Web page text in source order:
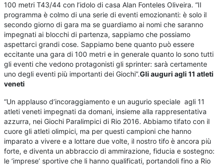
100 metri T43/44 con l’idolo di casa Alan Fonteles Oliveira. “Il
programma è colmo di una serie di eventi emozionanti: è solo il
secondo giorno di gara ma se guardiamo ai nomi che saranno
impegnati ai blocchi di partenza, sappiamo che possiamo
aspettarci grandi cose. Sappiamo bene quanto può essere
eccitante una gara di 100 metri e in generale quanto lo sono tutti
gli eventi che vedono protagonisti gli sprinter: sarà certamente
uno degli eventi più importanti dei Giochi”.Gli auguri agli 11 atleti
veneti
“Un applauso d’incoraggiamento e un augurio speciale agli 11
atleti veneti impegnati da domani, insieme alla rappresentativa
azzurra, nei Giochi Paralimpici di Rio 2016. Abbiamo tifato con il
cuore gli atleti olimpici, ma per questi campioni che hanno
imparato a vivere e a lottare due volte, il nostro tifo è ancora più
forte, e diventa un abbraccio di ammirazione, fiducia e sostegno:
le ‘imprese’ sportive che li hanno qualificati, portandoli fino a Rio